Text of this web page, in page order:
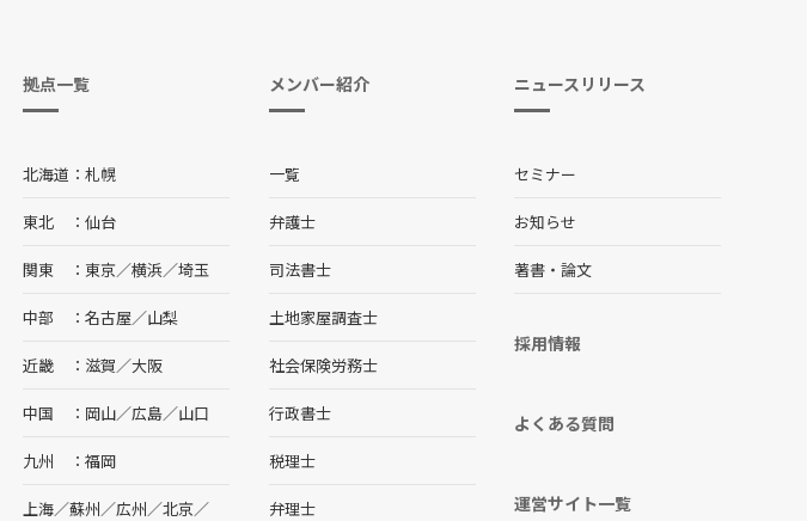
拠点一覧
北海道 札幌
東北 仙台
関東 東京／横浜／埼玉
中部 名古屋／山梨
近畿 滋賀／大阪
中国 岡山／広島／山口
九州 福岡
上海／蘇州／広州／北京／
メンバー紹介
一覧
弁護士
司法書士
土地家屋調査士
社会保険労務士
行政書士
税理士
弁理士
ニュースリリース
セミナー
お知らせ
著書・論文
採用情報
よくある質問
運営サイト一覧